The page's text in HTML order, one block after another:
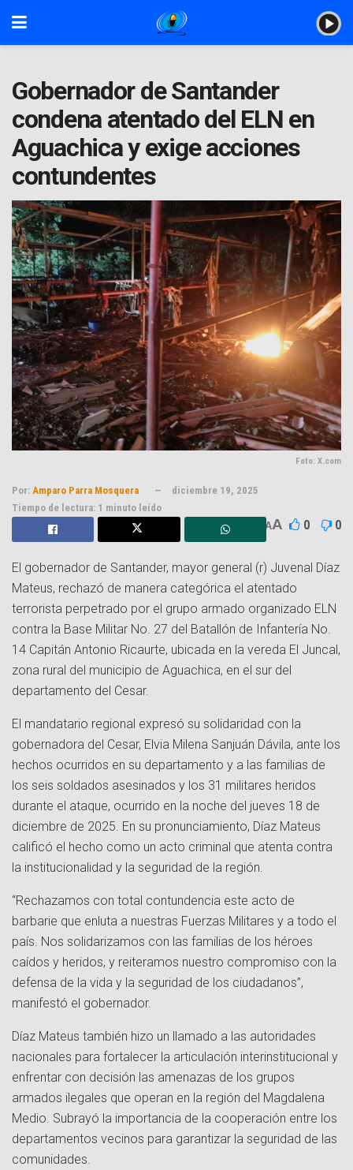
Gobernador de Santander
condena atentado del ELN en
Aguachica y exige acciones
contundentes
Foto: X.com
Por: Amparo Parra Mosquera
diciembre 19, 2025
Tiempo de lectura: 1 minuto leído
AA 0 0
El gobernador de Santander, mayor general (r) Juvenal Díaz
Mateus, rechazó de manera categórica el atentado
terrorista perpetrado por el grupo armado organizado ELN
contra la Base Militar No. 27 del Batallón de Infantería No.
14 Capitán Antonio Ricaurte, ubicada en la vereda El Juncal,
zona rural del municipio de Aguachica, en el sur del
departamento del Cesar.
El mandatario regional expresó su solidaridad con la
gobernadora del Cesar, Elvia Milena Sanjuán Dávila, ante los
hechos ocurridos en su departamento y a las familias de
los seis soldados asesinados y los 31 militares heridos
durante el ataque, ocurrido en la noche del jueves 18 de
diciembre de 2025. En su pronunciamiento, Díaz Mateus
calificó el hecho como un acto criminal que atenta contra
la institucionalidad y la seguridad de la región.
“Rechazamos con total contundencia este acto de
barbarie que enluta a nuestras Fuerzas Militares y a todo el
país. Nos solidarizamos con las familias de los héroes
caídos y heridos, y reiteramos nuestro compromiso con la
defensa de la vida y la seguridad de los ciudadanos”,
manifestó el gobernador.
Díaz Mateus también hizo un llamado a las autoridades
nacionales para fortalecer la articulación interinstitucional y
enfrentar con decisión las amenazas de los grupos
armados ilegales que operan en la región del Magdalena
Medio. Subrayó la importancia de la cooperación entre los
departamentos vecinos para garantizar la seguridad de las
comunidades.